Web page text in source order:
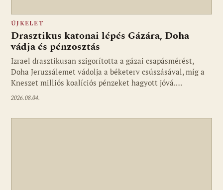
ÚJKELET
Drasztikus katonai lépés Gázára, Doha
vádja és pénzosztás
Izrael drasztikusan szigorította a gázai csapásmérést,
Doha Jeruzsálemet vádolja a béketerv csúszásával, míg a
Kneszet milliós koalíciós pénzeket hagyott jóvá.…
2026.08.04.